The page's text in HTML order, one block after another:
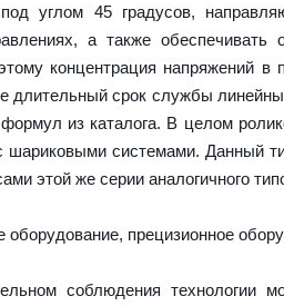
углом 45 градусов,
а также
концентрация напряжений в
длительный срок службы
из каталога. В целом
шариковыми системами. Данный
этой же серии аналогичного
прецизионное
соблюдения технологии